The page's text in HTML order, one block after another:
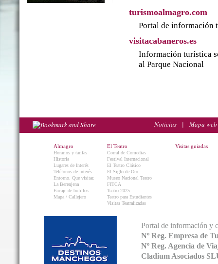
turismoalmagro.com
Portal de información
visitacabaneros.es
Información turística
al Parque Nacional
Noticias | Mapa web
Almagro
Horarios y tarifas
Historia
Lugares de Interés
Teléfonos de interés
Entorno. Que visitar.
La Berenjena
Encaje de bolillos
Mapa / Callejero
El Teatro
Corral de Comedias
Festival Internacional
El Teatro Clásico
El Siglo de Oro
Museo Nacional Teatro
FITCA
Teatro 2025
Teatro para Estudiantes
Visitas Teatralizadas
Visitas guiadas
Portal de información y
Nº Reg. Empresa de
Nº Reg. Agencia de
Cladium Asociados